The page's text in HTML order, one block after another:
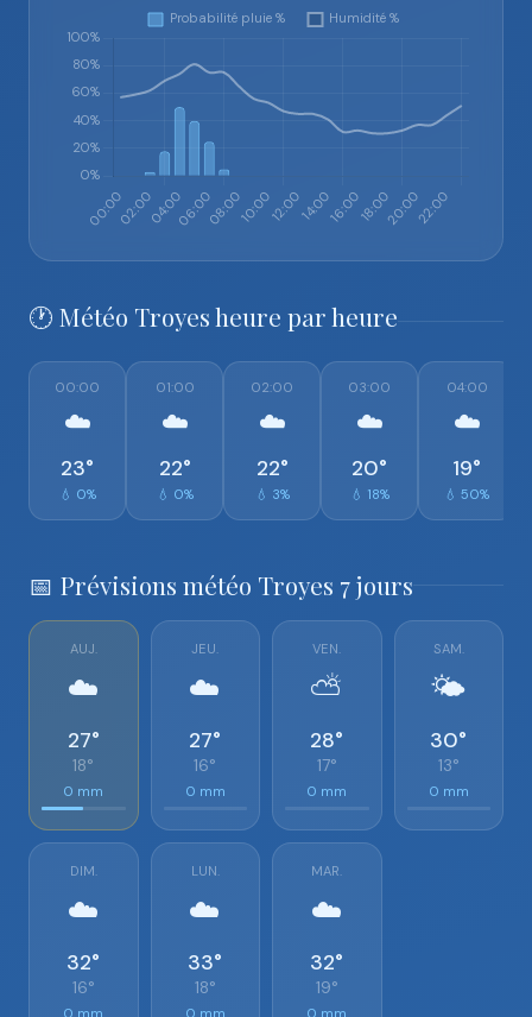
🕐 Météo Troyes heure par heure
00:00
☁️
23°
💧 0%
01:00
☁️
22°
💧 0%
02:00
☁️
22°
💧 3%
03:00
☁️
20°
💧 18%
04:00
☁️
19°
💧 50%
📅 Prévisions météo Troyes 7 jours
AUJ.
☁️
27°
18°
0 mm
JEU.
☁️
27°
16°
0 mm
VEN.
⛅
28°
17°
0 mm
SAM.
🌤️
30°
13°
0 mm
DIM.
☁️
32°
16°
0 mm
LUN.
☁️
33°
18°
0 mm
MAR.
☁️
32°
19°
0 mm